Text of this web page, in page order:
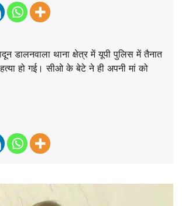
डालनवाला थाना क्षेत्र में यूपी पुलिस में तैनात
हो गई। सीओ के बेटे ने ही अपनी मां को